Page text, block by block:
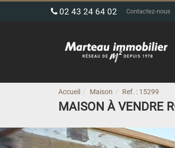
02 43 24 64 02 Contactez-nous
Accueil Maison Ref. : 15299
MAISON À VENDRE